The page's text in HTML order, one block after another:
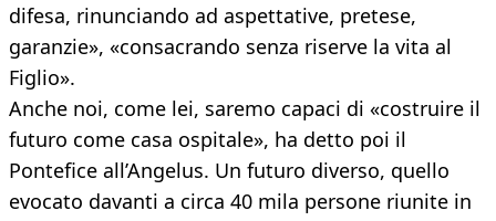
difesa, rinunciando ad aspettative, pretese,
garanzie», «consacrando senza riserve la vita al
Figlio».
Anche noi, come lei, saremo capaci di «costruire il
futuro come casa ospitale», ha detto poi il
Pontefice all’Angelus. Un futuro diverso, quello
evocato davanti a circa 40 mila persone riunite in